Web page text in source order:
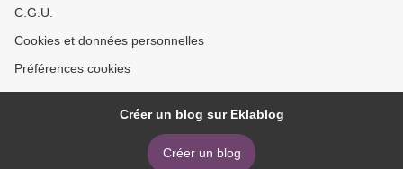
C.G.U.
Cookies et données personnelles
Préférences cookies
Créer un blog sur Eklablog
Créer un blog